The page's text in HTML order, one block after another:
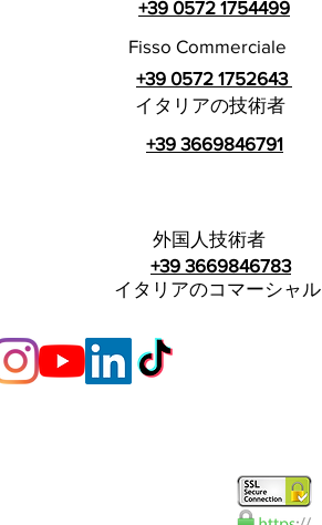
+39 0572 1754499
Fisso Commerciale
+39 0572 1752643
イタリアの技術者
+39 3669846791
外国人技術者
+39 3669846783
イタリアのコマーシャル